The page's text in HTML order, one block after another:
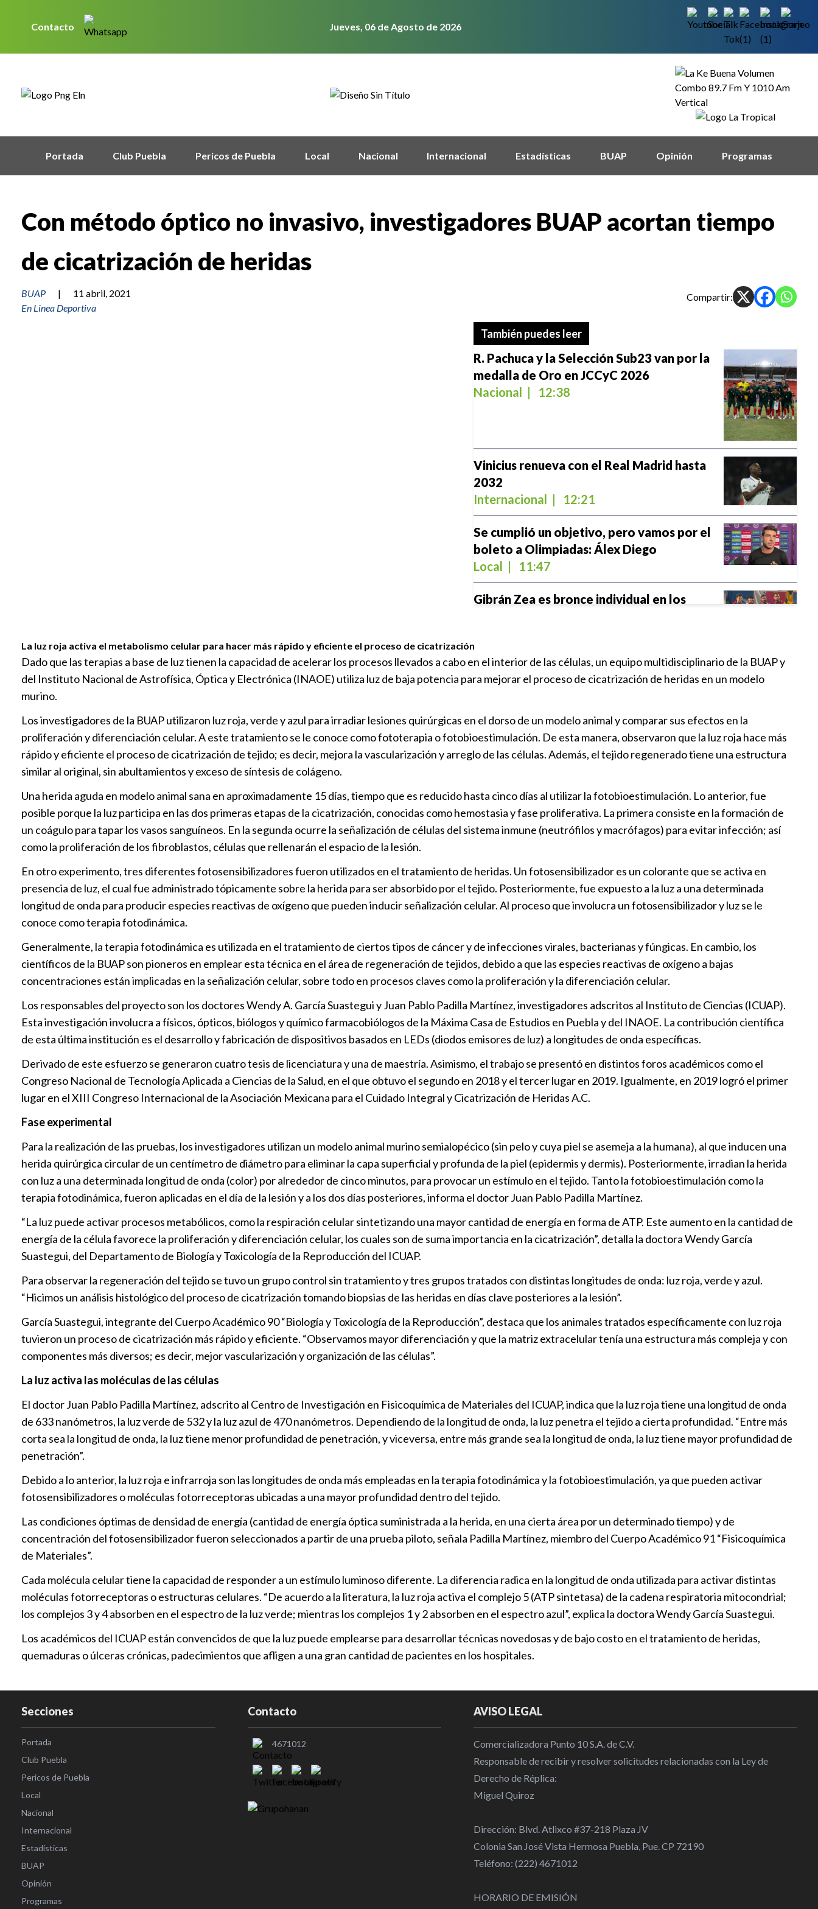
Contacto Jueves, 06 de Agosto de 2026
Portada Club Puebla Pericos de Puebla Local Nacional Internacional Estadísticas BUAP Opinión Programas
Con método óptico no invasivo, investigadores BUAP acortan tiempo
de cicatrización de heridas
BUAP |
11 abril, 2021
En Linea Deportiva
Compartir:
También puedes leer
R. Pachuca y la Selección Sub23 van por la
medalla de Oro en JCCyC 2026
Nacional | 12:38
Vinicius renueva con el Real Madrid hasta
2032
Internacional | 12:21
Se cumplió un objetivo, pero vamos por el
boleto a Olimpiadas: Álex Diego
Local | 11:47
Gibrán Zea es bronce individual en los
Lobos Puebla cae en el primer capítulo ante
Local | 10:16
Acerca Gobierno del Estado baloncesto
Thiago Almada se acerca al River Plate, una
transferencia que sacude el fútbol
Internacional | 09:37
El Real Madrid ficha a Yan Diomande para las
Rodri da el visto bueno al Barcelona para
que negocie su fichaje con el Manchester
City
Internacional | 09:34
Nacional | 21:57
La luz roja activa el metabolismo celular para hacer más rápido y eficiente el proceso de cicatrización
Dado que las terapias a base de luz tienen la capacidad de acelerar los procesos llevados a cabo en el interior de las células, un equipo multidisciplinario de la BUAP y
del Instituto Nacional de Astrofísica, Óptica y Electrónica (INAOE) utiliza luz de baja potencia para mejorar el proceso de cicatrización de heridas en un modelo
murino.
Los investigadores de la BUAP utilizaron luz roja, verde y azul para irradiar lesiones quirúrgicas en el dorso de un modelo animal y comparar sus efectos en la
proliferación y diferenciación celular. A este tratamiento se le conoce como fototerapia o fotobioestimulación. De esta manera, observaron que la luz roja hace más
rápido y eficiente el proceso de cicatrización de tejido; es decir, mejora la vascularización y arreglo de las células. Además, el tejido regenerado tiene una estructura
similar al original, sin abultamientos y exceso de síntesis de colágeno.
Una herida aguda en modelo animal sana en aproximadamente 15 días, tiempo que es reducido hasta cinco días al utilizar la fotobioestimulación. Lo anterior, fue
posible porque la luz participa en las dos primeras etapas de la cicatrización, conocidas como hemostasia y fase proliferativa. La primera consiste en la formación de
un coágulo para tapar los vasos sanguíneos. En la segunda ocurre la señalización de células del sistema inmune (neutrófilos y macrófagos) para evitar infección; así
como la proliferación de los fibroblastos, células que rellenarán el espacio de la lesión.
En otro experimento, tres diferentes fotosensibilizadores fueron utilizados en el tratamiento de heridas. Un fotosensibilizador es un colorante que se activa en
presencia de luz, el cual fue administrado tópicamente sobre la herida para ser absorbido por el tejido. Posteriormente, fue expuesto a la luz a una determinada
longitud de onda para producir especies reactivas de oxígeno que pueden inducir señalización celular. Al proceso que involucra un fotosensibilizador y luz se le
conoce como terapia fotodinámica.
Generalmente, la terapia fotodinámica es utilizada en el tratamiento de ciertos tipos de cáncer y de infecciones virales, bacterianas y fúngicas. En cambio, los
científicos de la BUAP son pioneros en emplear esta técnica en el área de regeneración de tejidos, debido a que las especies reactivas de oxígeno a bajas
concentraciones están implicadas en la señalización celular, sobre todo en procesos claves como la proliferación y la diferenciación celular.
Los responsables del proyecto son los doctores Wendy A. García Suastegui y Juan Pablo Padilla Martínez, investigadores adscritos al Instituto de Ciencias (ICUAP).
Esta investigación involucra a físicos, ópticos, biólogos y químico farmacobiólogos de la Máxima Casa de Estudios en Puebla y del INAOE. La contribución científica
de esta última institución es el desarrollo y fabricación de dispositivos basados en LEDs (diodos emisores de luz) a longitudes de onda específicas.
Derivado de este esfuerzo se generaron cuatro tesis de licenciatura y una de maestría. Asimismo, el trabajo se presentó en distintos foros académicos como el
Congreso Nacional de Tecnología Aplicada a Ciencias de la Salud, en el que obtuvo el segundo en 2018 y el tercer lugar en 2019. Igualmente, en 2019 logró el primer
lugar en el XIII Congreso Internacional de la Asociación Mexicana para el Cuidado Integral y Cicatrización de Heridas A.C.
Fase experimental
Para la realización de las pruebas, los investigadores utilizan un modelo animal murino semialopécico (sin pelo y cuya piel se asemeja a la humana), al que inducen una
herida quirúrgica circular de un centímetro de diámetro para eliminar la capa superficial y profunda de la piel (epidermis y dermis). Posteriormente, irradian la herida
con luz a una determinada longitud de onda (color) por alrededor de cinco minutos, para provocar un estímulo en el tejido. Tanto la fotobioestimulación como la
terapia fotodinámica, fueron aplicadas en el día de la lesión y a los dos días posteriores, informa el doctor Juan Pablo Padilla Martínez.
“La luz puede activar procesos metabólicos, como la respiración celular sintetizando una mayor cantidad de energía en forma de ATP. Este aumento en la cantidad de
energía de la célula favorece la proliferación y diferenciación celular, los cuales son de suma importancia en la cicatrización”, detalla la doctora Wendy García
Suastegui, del Departamento de Biología y Toxicología de la Reproducción del ICUAP.
Para observar la regeneración del tejido se tuvo un grupo control sin tratamiento y tres grupos tratados con distintas longitudes de onda: luz roja, verde y azul.
“Hicimos un análisis histológico del proceso de cicatrización tomando biopsias de las heridas en días clave posteriores a la lesión”.
García Suastegui, integrante del Cuerpo Académico 90 “Biología y Toxicología de la Reproducción”, destaca que los animales tratados específicamente con luz roja
tuvieron un proceso de cicatrización más rápido y eficiente. “Observamos mayor diferenciación y que la matriz extracelular tenía una estructura más compleja y con
componentes más diversos; es decir, mejor vascularización y organización de las células”.
La luz activa las moléculas de las células
El doctor Juan Pablo Padilla Martínez, adscrito al Centro de Investigación en Fisicoquímica de Materiales del ICUAP, indica que la luz roja tiene una longitud de onda
de 633 nanómetros, la luz verde de 532 y la luz azul de 470 nanómetros. Dependiendo de la longitud de onda, la luz penetra el tejido a cierta profundidad. “Entre más
corta sea la longitud de onda, la luz tiene menor profundidad de penetración, y viceversa, entre más grande sea la longitud de onda, la luz tiene mayor profundidad de
penetración”.
Debido a lo anterior, la luz roja e infrarroja son las longitudes de onda más empleadas en la terapia fotodinámica y la fotobioestimulación, ya que pueden activar
fotosensibilizadores o moléculas fotorreceptoras ubicadas a una mayor profundidad dentro del tejido.
Las condiciones óptimas de densidad de energía (cantidad de energía óptica suministrada a la herida, en una cierta área por un determinado tiempo) y de
concentración del fotosensibilizador fueron seleccionados a partir de una prueba piloto, señala Padilla Martínez, miembro del Cuerpo Académico 91 “Fisicoquímica
de Materiales”.
Cada molécula celular tiene la capacidad de responder a un estímulo luminoso diferente. La diferencia radica en la longitud de onda utilizada para activar distintas
moléculas fotorreceptoras o estructuras celulares. “De acuerdo a la literatura, la luz roja activa el complejo 5 (ATP sintetasa) de la cadena respiratoria mitocondrial;
los complejos 3 y 4 absorben en el espectro de la luz verde; mientras los complejos 1 y 2 absorben en el espectro azul”, explica la doctora Wendy García Suastegui.
Los académicos del ICUAP están convencidos de que la luz puede emplearse para desarrollar técnicas novedosas y de bajo costo en el tratamiento de heridas,
quemaduras o úlceras crónicas, padecimientos que afligen a una gran cantidad de pacientes en los hospitales.
Secciones
Portada
Club Puebla
Pericos de Puebla
Local
Nacional
Internacional
Estadísticas
BUAP
Opinión
Programas
Contacto
4671012
AVISO LEGAL
Comercializadora Punto 10 S.A. de C.V.
Responsable de recibir y resolver solicitudes relacionadas con la Ley de
Derecho de Réplica:
Miguel Quiroz
Dirección: Blvd. Atlixco #37-218 Plaza JV
Colonia San José Vista Hermosa Puebla, Pue. CP 72190
Teléfono: (222) 4671012
HORARIO DE EMISIÓN